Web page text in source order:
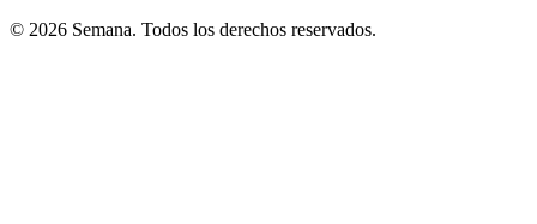
© 2026 Semana. Todos los derechos reservados.